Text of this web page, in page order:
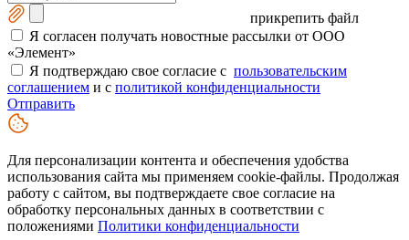
прикрепить файл
Я согласен получать новостные рассылки от ООО
«Элемент»
Я подтверждаю свое согласие с пользовательским
соглашением и с политикой конфиденциальности
Отправить
Для персонализации контента и обеспечения удобства
использования сайта мы применяем cookie-файлы. Продолжая
работу с сайтом, вы подтверждаете свое согласие на
обработку персональных данных в соответствии с
положениями Политики конфиденциальности